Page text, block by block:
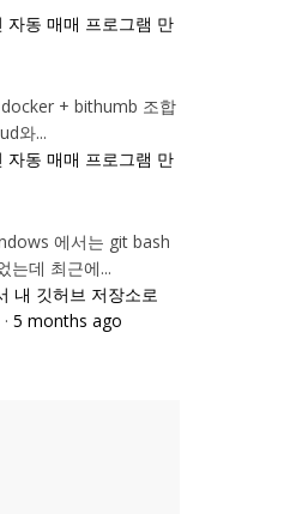
자동 매매 프로그램 만
+ bithumb 조합
와...
자동 매매 프로그램 만
에서는 git bash
는데 최근에...
내 깃허브 저장소로
· 5 months ago